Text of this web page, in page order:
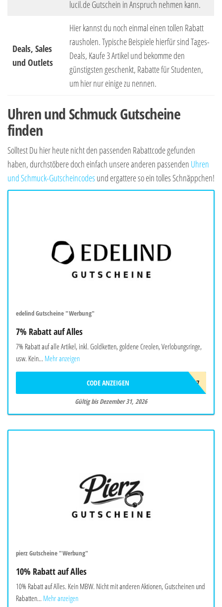
lucil.de Gutschein in Anspruch nehmen kann.
Deals, Sales
und Outlets
Hier kannst du noch einmal einen tollen Rabatt
rausholen. Typische Beispiele hierfür sind Tages-
Deals, Kaufe 3 Artikel und bekomme den
günstigsten geschenkt, Rabatte für Studenten,
um hier nur einige zu nennen.
Uhren und Schmuck Gutscheine
finden
Solltest Du hier heute nicht den passenden Rabattcode gefunden
haben, durchstöbere doch einfach unsere anderen passenden Uhren
und Schmuck-Gutscheincodes und ergattere so ein tolles Schnäppchen!
edelind Gutscheine "Werbung"
7% Rabatt auf Alles
7% Rabatt auf alle Artikel, inkl. Goldketten, goldene Creolen, Verlobungsringe,
usw. Kein... Mehr anzeigen
EDEL7
CODE ANZEIGEN
Gültig bis Dezember 31, 2026
pierz Gutscheine "Werbung"
10% Rabatt auf Alles
10% Rabatt auf Alles. Kein MBW. Nicht mit anderen Aktionen, Gutscheinen und
Rabatten... Mehr anzeigen